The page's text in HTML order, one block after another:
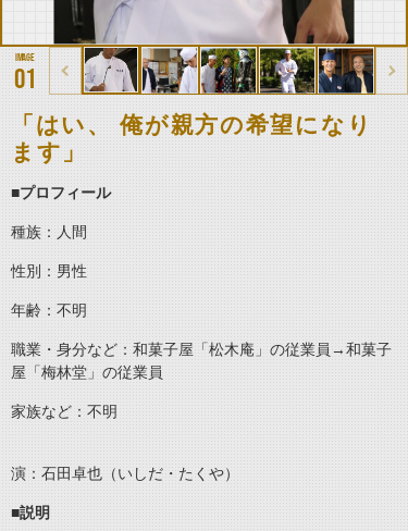
01
「はい、 俺が親方の希望になり
ます」
■プロフィール
種族：人間
性別：男性
年齢：不明
職業・身分など：和菓子屋「松木庵」の従業員→和菓子
屋「梅林堂」の従業員
家族など：不明
演：石田卓也（いしだ・たくや）
■説明